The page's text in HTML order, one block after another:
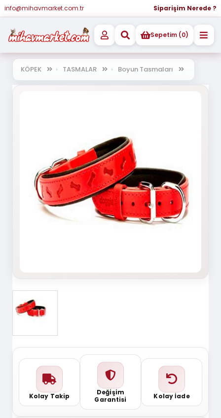
info@mihavmarket.com.tr Siparişim Nerede ?
Sepetim (0)
KÖPEK TASMALAR Boyun Tasmaları
Kolay Takip
Değişim
Garantisi
Kolay İade